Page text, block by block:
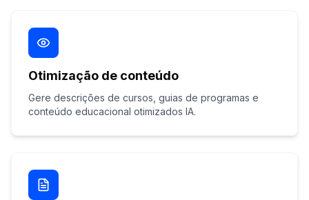
Otimização de conteúdo
Gere descrições de cursos, guias de programas e
conteúdo educacional otimizados IA.